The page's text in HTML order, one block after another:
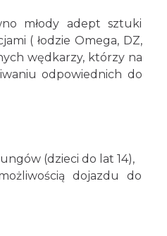
młody adept sztuki
( łodzie Omega, DZ,
wędkarzy, którzy na
odpowiednich do
(dzieci do lat 14),
dojazdu do